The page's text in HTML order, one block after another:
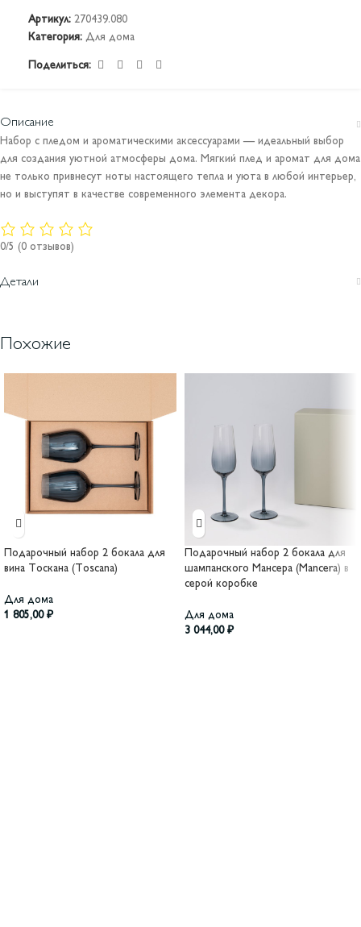
Артикул: 270439.080
Категория: Для дома
Поделиться:
Описание
Набор с пледом и ароматическими аксессуарами — идеальный выбор
для создания уютной атмосферы дома. Мягкий плед и аромат для дома
не только привнесут ноты настоящего тепла и уюта в любой интерьер,
но и выступят в качестве современного элемента декора.
0/5 (0 отзывов)
Детали
Похожие
Подарочный набор 2 бокала для
вина Тоскана (Toscana)
Для дома
1 805,00 ₽
Подарочный набор 2 бокала для
шампанского Мансера (Mancera) в
серой коробке
Для дома
3 044,00 ₽